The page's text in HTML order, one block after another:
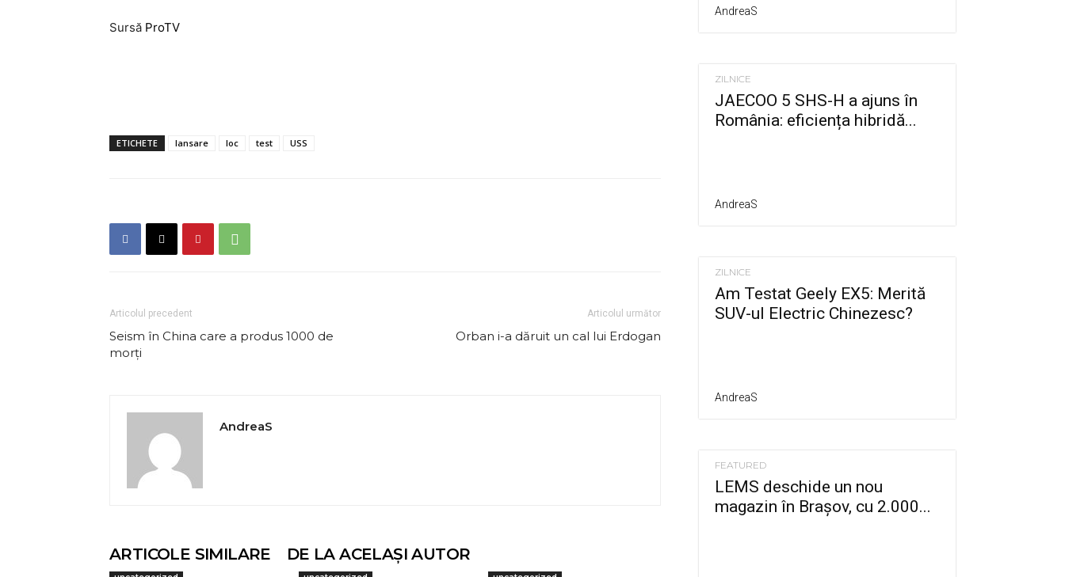
Sursă ProTV
ETICHETE lansare loc test USS
Articolul precedent
Seism în China care a produs 1000 de
morți
Articolul următor
Orban i-a dăruit un cal lui Erdogan
AndreaS
ARTICOLE SIMILARE DE LA ACELAȘI AUTOR
AndreaS
ZILNICE
JAECOO 5 SHS-H a ajuns în
România: eficiența hibridă...
AndreaS
ZILNICE
Am Testat Geely EX5: Merită
SUV-ul Electric Chinezesc?
AndreaS
FEATURED
LEMS deschide un nou
magazin în Brașov, cu 2.000...